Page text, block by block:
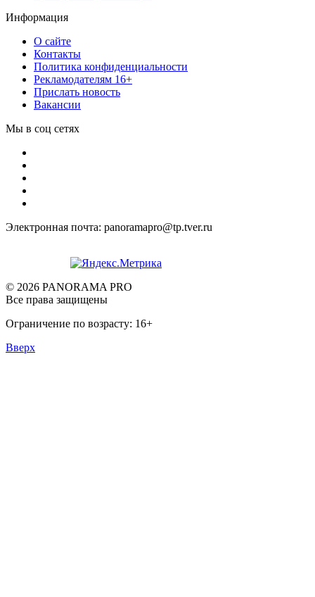
Информация
О сайте
Контакты
Политика конфиденциальности
Рекламодателям 16+
Прислать новость
Вакансии
Мы в соц сетях
Электронная почта: panoramapro@tp.tver.ru
© 2026 PANORAMA PRO
Все права защищены
Ограничение по возрасту: 16+
Вверх